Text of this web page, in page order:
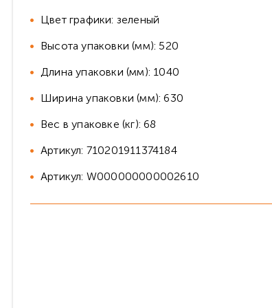
Цвет графики: зеленый
Высота упаковки (мм): 520
Длина упаковки (мм): 1040
Ширина упаковки (мм): 630
Вес в упаковке (кг): 68
Артикул: 710201911374184
Артикул: W000000000002610